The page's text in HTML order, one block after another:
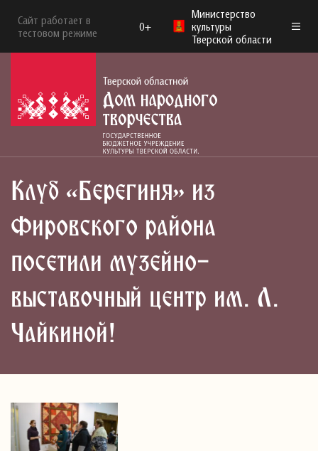
Сайт работает в
тестовом режиме
0+
Министерство
культуры
Тверской области
Клуб «Берегиня» из
Фировского района
посетили музейно-
выставочный центр им. Л.
Чайкиной!